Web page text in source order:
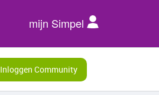
mijn Simpel
Inloggen Community